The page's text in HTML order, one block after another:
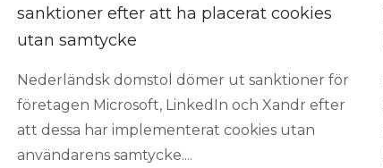
sanktioner efter att ha placerat cookies
utan samtycke
Nederländsk domstol dömer ut sanktioner för
företagen Microsoft, LinkedIn och Xandr efter
att dessa har implementerat cookies utan
användarens samtycke....